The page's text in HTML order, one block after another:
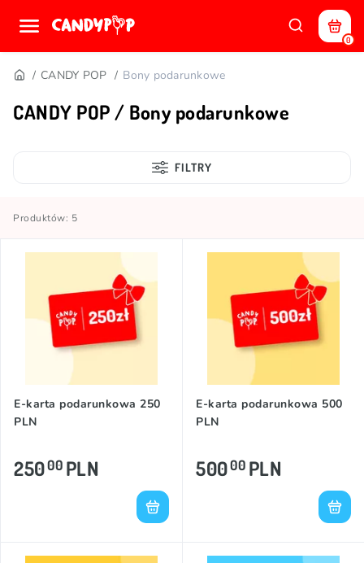
0
CANDY POP Bony podarunkowe
CANDY POP / Bony podarunkowe
FILTRY
Produktów: 5
E-karta podarunkowa 250
PLN
25000 PLN
E-karta podarunkowa 500
PLN
50000 PLN